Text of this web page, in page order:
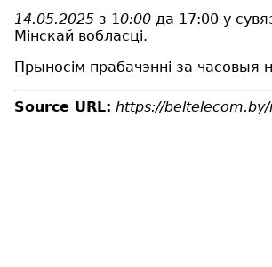
14.05.2025 з 10:00 да 17:00 у
Мiнскай вобласці.
Прыносім прабачэнні за часовыя
Source URL: https://